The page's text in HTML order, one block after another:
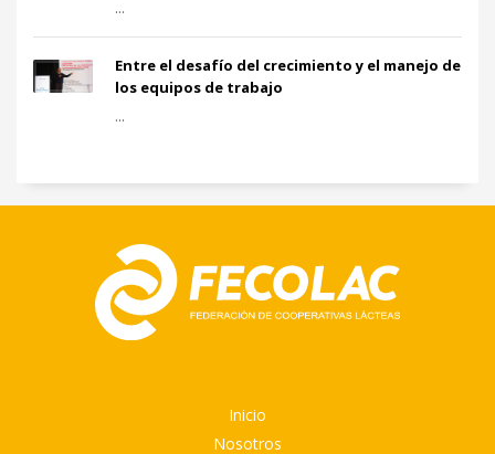
...
Entre el desafío del crecimiento y el manejo de
los equipos de trabajo
...
Inicio
Nosotros